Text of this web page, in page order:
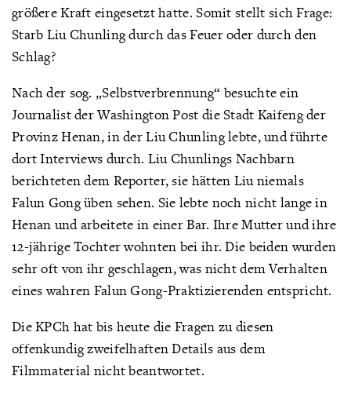
größere Kraft eingesetzt hatte. Somit stellt sich Frage:
Starb Liu Chunling durch das Feuer oder durch den
Schlag?
Nach der sog. „Selbstverbrennung“ besuchte ein
Journalist der Washington Post die Stadt Kaifeng der
Provinz Henan, in der Liu Chunling lebte, und führte
dort Interviews durch. Liu Chunlings Nachbarn
berichteten dem Reporter, sie hätten Liu niemals
Falun Gong üben sehen. Sie lebte noch nicht lange in
Henan und arbeitete in einer Bar. Ihre Mutter und ihre
12-jährige Tochter wohnten bei ihr. Die beiden wurden
sehr oft von ihr geschlagen, was nicht dem Verhalten
eines wahren Falun Gong-Praktizierenden entspricht.
Die KPCh hat bis heute die Fragen zu diesen
offenkundig zweifelhaften Details aus dem
Filmmaterial nicht beantwortet.